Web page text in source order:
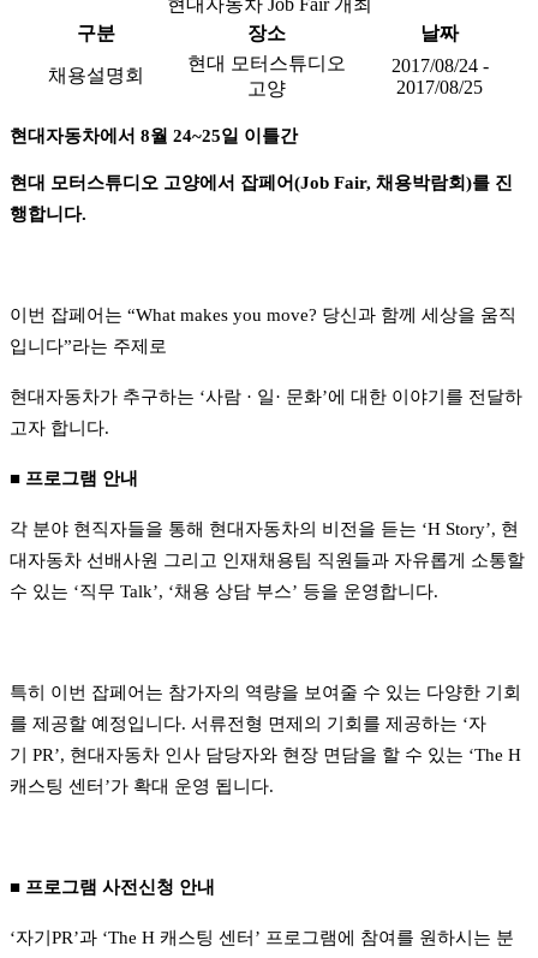
현대자동차 Job Fair 개최
구분
장소 날짜
채용설명회
현대 모터스튜디오
고양
2017/08/24 -
2017/08/25
현대자동차에서 8월 24~25일 이틀간
현대 모터스튜디오 고양에서 잡페어(Job Fair, 채용박람회)를 진
행합니다.
이번 잡페어는 “What makes you move? 당신과 함께 세상을 움직
입니다”라는 주제로
현대자동차가 추구하는 ‘사람 · 일· 문화’에 대한 이야기를 전달하
고자 합니다.
■ 프로그램 안내
각 분야 현직자들을 통해 현대자동차의 비전을 듣는 ‘H Story’, 현
대자동차 선배사원 그리고 인재채용팀 직원들과 자유롭게 소통할
수 있는 ‘직무 Talk’, ‘채용 상담 부스’ 등을 운영합니다.
특히 이번 잡페어는 참가자의 역량을 보여줄 수 있는 다양한 기회
를 제공할 예정입니다. 서류전형 면제의 기회를 제공하는 ‘자
기
PR’, 현대자동차 인사 담당자와 현장 면담을 할 수 있는 ‘The H
캐스팅 센터 ’가 확대 운영 됩니다.
■ 프로그램 사전신청 안내
‘자기 PR’과 ‘The H 캐스팅 센터 ’ 프로그램에 참여를 원하시는 분